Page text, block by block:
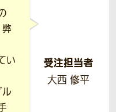
弊
い
ル
受注担当者
大西 修平